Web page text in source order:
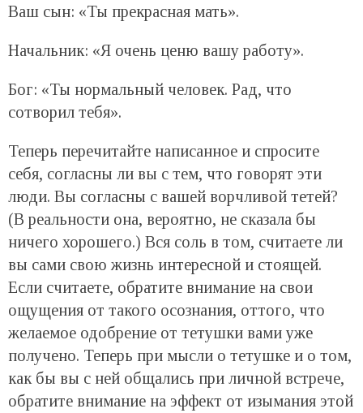
Ваш сын: «Ты прекрасная мать».
Начальник: «Я очень ценю вашу работу».
Бог: «Ты нормальный человек. Рад, что
сотворил тебя».
Теперь перечитайте написанное и спросите
себя, согласны ли вы с тем, что говорят эти
люди. Вы согласны с вашей ворчливой тетей?
(В реальности она, вероятно, не сказала бы
ничего хорошего.) Вся соль в том, считаете ли
вы сами свою жизнь интересной и стоящей.
Если считаете, обратите внимание на свои
ощущения от такого осознания, оттого, что
желаемое одобрение от тетушки вами уже
получено. Теперь при мысли о тетушке и о том,
как бы вы с ней общались при личной встрече,
обратите внимание на эффект от изымания этой